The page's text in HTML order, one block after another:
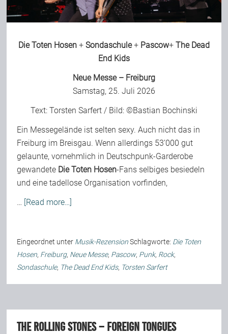
Die Toten Hosen + Sondaschule+ Pascow+ The Dead
End Kids
Neue Messe – Freiburg
Samstag, 25. Juli 2026
Text: Torsten Sarfert / Bild: ©Bastian Bochinski
Ein Messegelände ist selten sexy. Auch nicht das in
Freiburg im Breisgau. Wenn allerdings 53’000 gut
gelaunte, vornehmlich in Deutschpunk-Garderobe
gewandete Die Toten Hosen-Fans selbiges besiedeln
und eine tadellose Organisation vorfinden,
… [Read more…]
Eingeordnet unter Musik-Rezension Schlagworte: Die Toten
Hosen, Freiburg, Neue Messe, Pascow, Punk, Rock,
Sondaschule, The Dead End Kids, Torsten Sarfert
The Rolling Stones – Foreign Tongues